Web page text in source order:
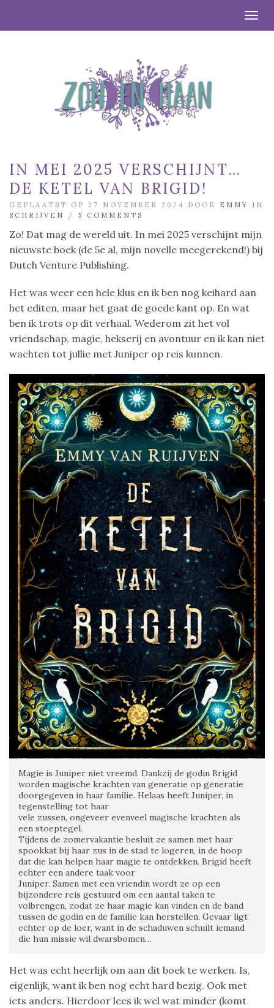
IN MEI 2025 VERSCHIJNT…
DE KETEL VAN BRIGID!
GEPLAATST OP 27 NOVEMBER 2024 DOOR EMMY
IN
SCHRIJVEN
/ 5 COMMENTS
Zo! Dat mag de wereld uit. In mei 2025 verschijnt mijn
nieuwste boek (de 5e al, mijn novelle meegerekend!) bij
Dutch Venture Publishing.
Het was weer een hele klus en ik ben nog keihard aan
het editen, maar het gaat de goede kant op. En wat
ben ik trots op dit verhaal. Wederom zit het vol
vriendschap, magie, hekserij en avontuur en ik kan niet
wachten tot jullie met Juniper op reis kunnen.
Magie is Juniper niet vreemd. Dankzij de godin Brigid
worden magische krachten van generatie op generatie
doorgegeven in haar familie. Helaas heeft Juniper, in
tegenstelling tot haar
vele zussen, ongeveer evenveel magische krachten als
een stoeptegel.
Tijdens de zomervakantie besluit ze samen met haar
spookkat bij haar zus in de stad te logeren, in de hoop
dat die kan helpen haar magie te ontdekken. Brigid heeft
echter een andere taak voor
Juniper. Samen met een vriendin wordt ze op een
bijzondere reis gestuurd om een aantal taken te
volbrengen, zodat ze haar magie kan vinden en de band
tussen de godin en de familie kan herstellen. Gevaar ligt
echter op de loer, want in de schaduwen schuilt iemand
die hun missie wil dwarsbomen…
Het was echt heerlijk om aan dit boek te werken. Is,
eigenlijk, want ik ben nog echt hard bezig. Ook met
iets anders. Hierdoor lees ik wel wat minder (komt